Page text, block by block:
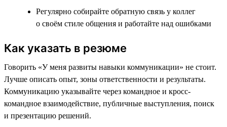
Регулярно собирайте обратную связь у коллег
о своём стиле общения и работайте над ошибками
Как указать в резюме
Говорить «У меня развиты навыки коммуникации» не стоит.
Лучше описать опыт, зоны ответственности и результаты.
Коммуникацию указывайте через командное и кросс-
командное взаимодействие, публичные выступления, поиск
и презентацию решений.